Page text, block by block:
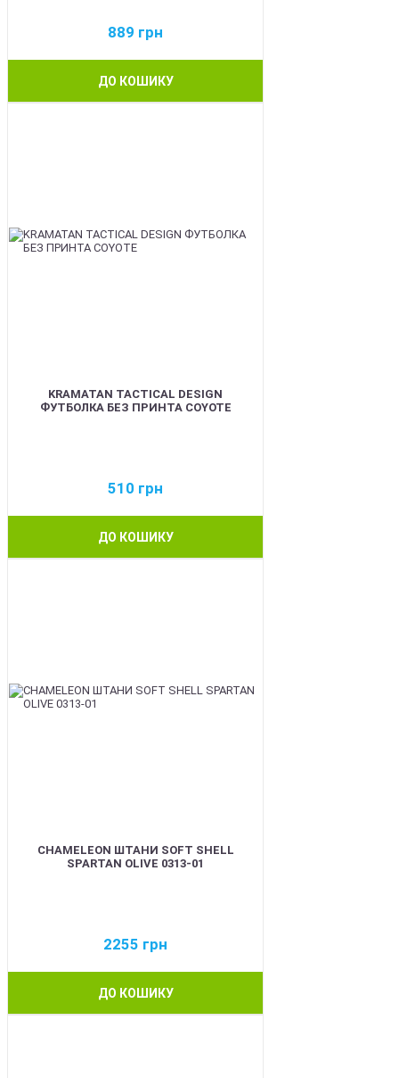
889 грн
ДО КОШИКУ
KRAMATAN TACTICAL DESIGN
ФУТБОЛКА БЕЗ ПРИНТА COYOTE
510 грн
ДО КОШИКУ
CHAMELEON ШТАНИ SOFT SHELL
SPARTAN OLIVE 0313-01
2255 грн
ДО КОШИКУ